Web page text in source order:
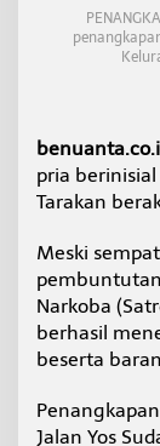
pria
Tarakan
Meski
Narkoba
berhasil
beserta
Jalan Yos